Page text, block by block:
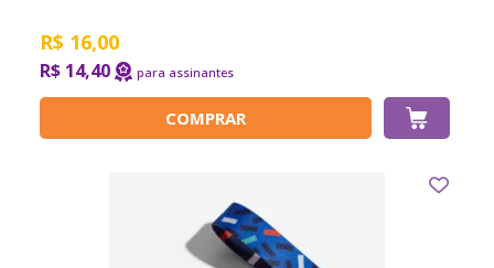
R$ 16,00
R$ 14,40
COMPRAR